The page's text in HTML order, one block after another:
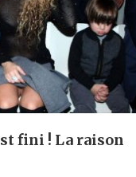
fini ! La raison